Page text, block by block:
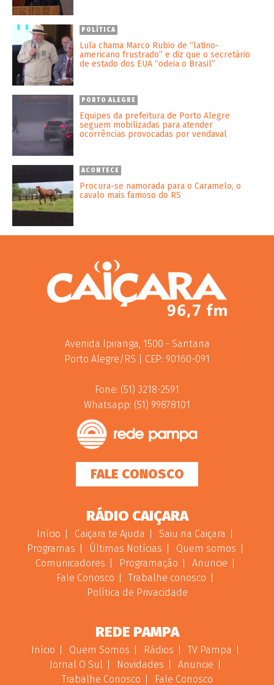
POLÍTICA
Lula chama Marco Rubio de “latino-
americano frustrado” e diz que o secretário
de estado dos EUA “odeia o Brasil”
PORTO ALEGRE
Equipes da prefeitura de Porto Alegre
seguem mobilizadas para atender
ocorrências provocadas por vendaval
ACONTECE
Procura-se namorada para o Caramelo, o
cavalo mais famoso do RS
Avenida Ipiranga, 1500 - Santana
Porto Alegre/RS | CEP: 90160-091
Fone: (51) 3218-2591
Whatsapp: (51) 99878101
FALE CONOSCO
RÁDIO CAIÇARA
Início Caiçara te Ajuda
Saiu na Caiçara
Programas
Últimas Notícias
Quem somos
Comunicadores
Programação
Anuncie
Fale Conosco
Trabalhe conosco
Política de Privacidade
REDE PAMPA
Início Quem Somos Rádios
TV Pampa
Jornal O Sul
Novidades
Anuncie
Trabalhe Conosco
Fale Conosco